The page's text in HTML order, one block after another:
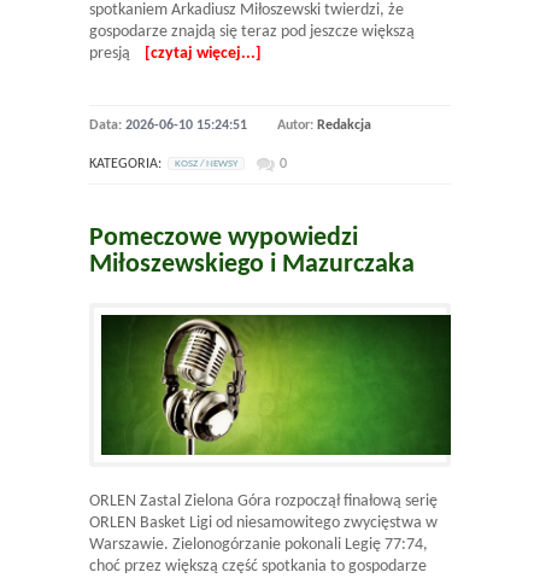
spotkaniem Arkadiusz Miłoszewski twierdzi, że
gospodarze znajdą się teraz pod jeszcze większą
presją
[czytaj więcej...]
Data: 2026-06-10 15:24:51 Autor: Redakcja
KATEGORIA: KOSZ / NEWSY 0
Pomeczowe wypowiedzi
Miłoszewskiego i Mazurczaka
ORLEN Zastal Zielona Góra rozpoczął finałową serię
ORLEN Basket Ligi od niesamowitego zwycięstwa w
Warszawie. Zielonogórzanie pokonali Legię 77:74,
choć przez większą część spotkania to gospodarze